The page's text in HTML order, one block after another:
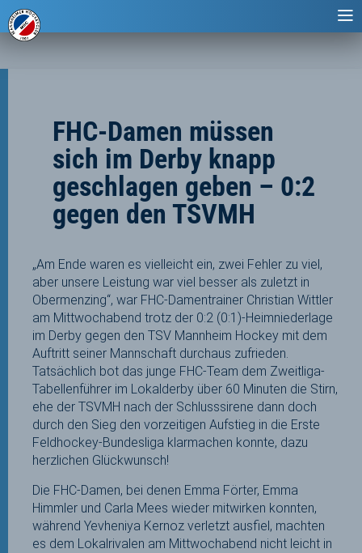
FHC-Damen müssen
sich im Derby knapp
geschlagen geben – 0:2
gegen den TSVMH
„Am Ende waren es vielleicht ein, zwei Fehler zu viel,
aber unsere Leistung war viel besser als zuletzt in
Obermenzing“, war FHC-Damentrainer Christian Wittler
am Mittwochabend trotz der 0:2 (0:1)-Heimniederlage
im Derby gegen den TSV Mannheim Hockey mit dem
Auftritt seiner Mannschaft durchaus zufrieden.
Tatsächlich bot das junge FHC-Team dem Zweitliga-
Tabellenführer im Lokalderby über 60 Minuten die Stirn,
ehe der TSVMH nach der Schlusssirene dann doch
durch den Sieg den vorzeitigen Aufstieg in die Erste
Feldhockey-Bundesliga klarmachen konnte, dazu
herzlichen Glückwunsch!
Die FHC-Damen, bei denen Emma Förter, Emma
Himmler und Carla Mees wieder mitwirken konnten,
während Yevheniya Kernoz verletzt ausfiel, machten
es dem Lokalrivalen am Mittwochabend nicht leicht in